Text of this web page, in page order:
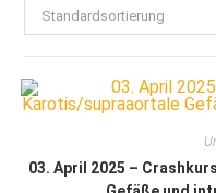
Standardsortierung
03. April 2025 –